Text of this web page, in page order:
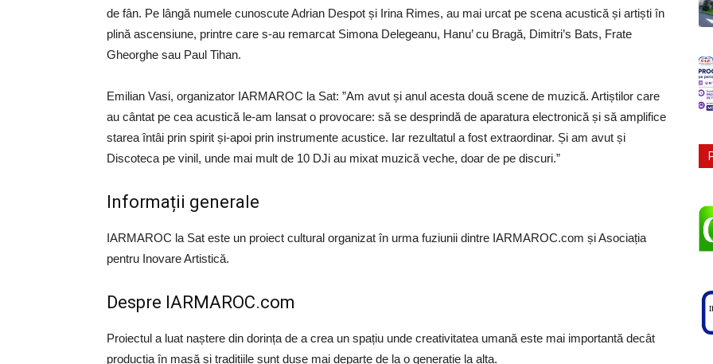
de fân. Pe lângă numele cunoscute Adrian Despot și Irina Rimes, au mai urcat pe scena acustică și artiști în
plină ascensiune, printre care s-au remarcat Simona Delegeanu, Hanu’ cu Bragă, Dimitri’s Bats, Frate
Gheorghe sau Paul Tihan.
Emilian Vasi, organizator IARMAROC la Sat: ”Am avut și anul acesta două scene de muzică. Artiștilor care
au cântat pe cea acustică le-am lansat o provocare: să se desprindă de aparatura electronică și să amplifice
starea întâi prin spirit și-apoi prin instrumente acustice. Iar rezultatul a fost extraordinar. Și am avut și
Discoteca pe vinil, unde mai mult de 10 DJi au mixat muzică veche, doar de pe discuri.”
Informații generale
IARMAROC la Sat este un proiect cultural organizat în urma fuziunii dintre IARMAROC.com și Asociația
pentru Inovare Artistică.
Despre IARMAROC.com
Proiectul a luat naștere din dorința de a crea un spațiu unde creativitatea umană este mai importantă decât
producția în masă și tradițiile sunt duse mai departe de la o generație la alta.